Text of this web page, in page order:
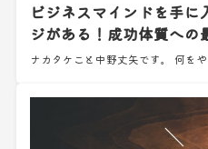
ビジネスマインドを手に
ジがある！成功体質への
ナカタケこと中野丈矢です。 何を